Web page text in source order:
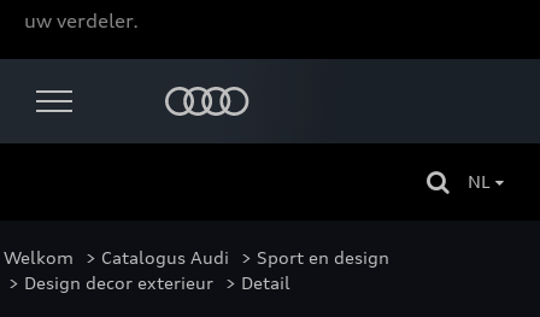
uw verdeler.
NL
Welkom > Catalogus Audi > Sport en design
> Design decor exterieur > Detail